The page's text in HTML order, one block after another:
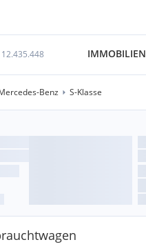
12.435.448 IMMOBILIEN
Benz S-Klasse